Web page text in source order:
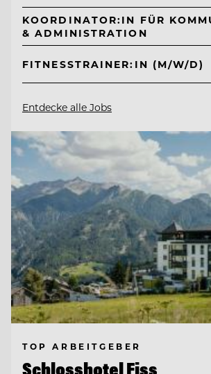
KOORDINATOR:IN FÜR
& ADMINISTRATION
FITNESSTRAINER:IN (M/W/D)
Entdecke alle Jobs
TOP ARBEITGEBER
Schlosshotel Fiss